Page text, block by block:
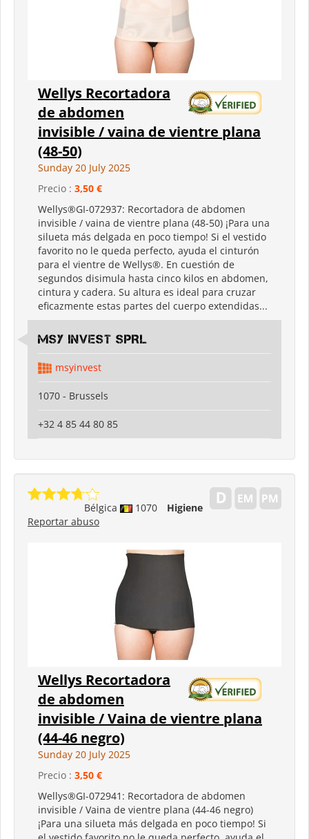
Wellys Recortadora
de abdomen
invisible / vaina de vientre plana
(48-50)
Sunday 20 July 2025
Precio : 3,50 €
Wellys®GI-072937: Recortadora de abdomen
invisible / vaina de vientre plana (48-50) ¡Para una
silueta más delgada en poco tiempo! Si el vestido
favorito no le queda perfecto, ayuda el cinturón
para el vientre de Wellys®. En cuestión de
segundos disimula hasta cinco kilos en abdomen,
cintura y cadera. Su altura es ideal para cruzar
eficazmente estas partes del cuerpo extendidas...
MSY INVEST SPRL
msyinvest
1070 - Brussels
+32 4 85 44 80 85
Bélgica 1070
Higiene
Reportar abuso
Wellys Recortadora
de abdomen
invisible / Vaina de vientre plana
(44-46 negro)
Sunday 20 July 2025
Precio : 3,50 €
Wellys®GI-072941: Recortadora de abdomen
invisible / Vaina de vientre plana (44-46 negro)
¡Para una silueta más delgada en poco tiempo! Si